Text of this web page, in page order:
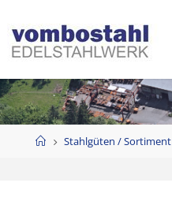
Inhalt
springen
StartStahlgüten / Sortiment